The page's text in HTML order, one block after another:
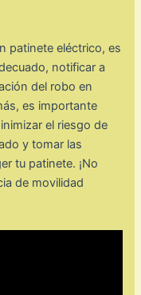
patinete eléctrico, es
notificar a
del robo en
es importante
el riesgo de
y tomar las
tu patinete. ¡No
de movilidad